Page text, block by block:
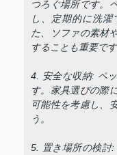
つろぐ場所です。
し、定期的に洗
た、ソファの素材
することも重要です
4. 安全な収納: ペ
す。家具選びの際
可能性を考慮し、
う。
5. 置き場所の検討